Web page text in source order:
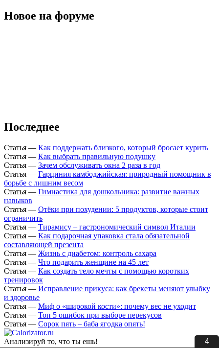
3
Новое на форуме
Последнее
Статья — Как поддержать близкого, который бросает курить
Статья — Как выбрать правильную подушку
Статья — Зачем обслуживать окна 2 раза в год
Статья — Гарциния камбоджийская: природный помощник в
борьбе с лишним весом
Статья — Гимнастика для дошкольника: развитие важных
навыков
Статья — Отёки при похудении: 5 продуктов, которые стоит
ограничить
Статья — Тирамису – гастрономический символ Италии
Статья — Как подарочная упаковка стала обязательной
составляющей презента
Статья — Жизнь с диабетом: контроль сахара
Статья — Что подарить женщине на 45 лет
Статья — Как создать тело мечты с помощью коротких
тренировок
Статья — Исправление прикуса: как брекеты меняют улыбку
и здоровье
Статья — Миф о «широкой кости»: почему вес не уходит
Статья — Топ 5 ошибок при выборе перекусов
Статья — Сорок пять – баба ягодка опять!
Анализируй то, что ты ешь!